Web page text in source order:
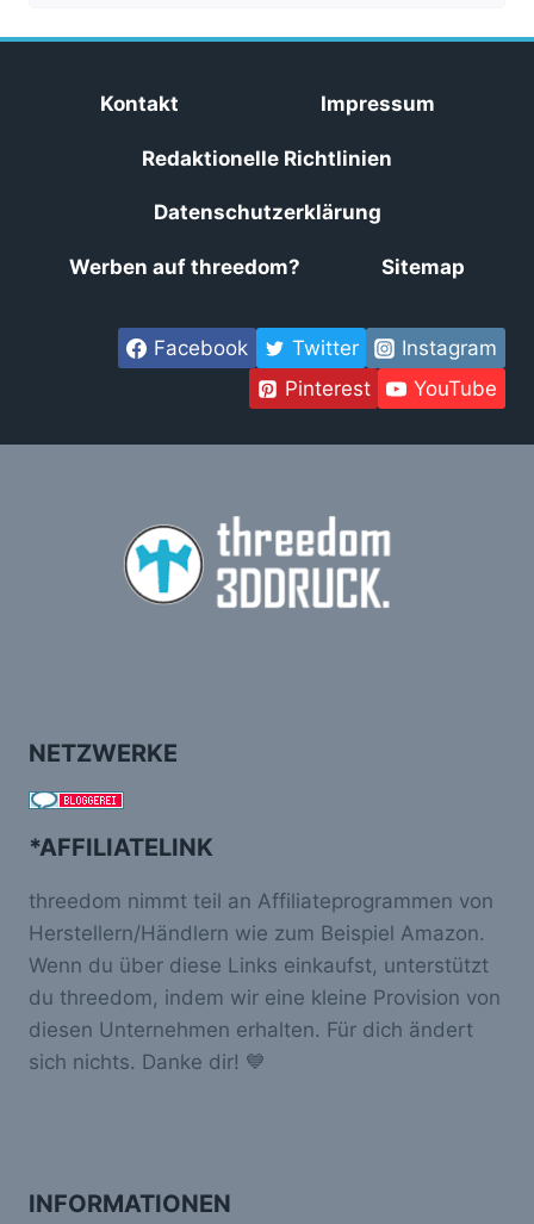
Kontakt Impressum
Redaktionelle Richtlinien
Datenschutzerklärung
Werben auf threedom? Sitemap
Facebook Twitter
Instagram
Pinterest
YouTube
NETZWERKE
*AFFILIATELINK
threedom nimmt teil an Affiliateprogrammen von
Herstellern/Händlern wie zum Beispiel Amazon.
Wenn du über diese Links einkaufst, unterstützt
du threedom, indem wir eine kleine Provision von
diesen Unternehmen erhalten. Für dich ändert
sich nichts. Danke dir! 💙
INFORMATIONEN